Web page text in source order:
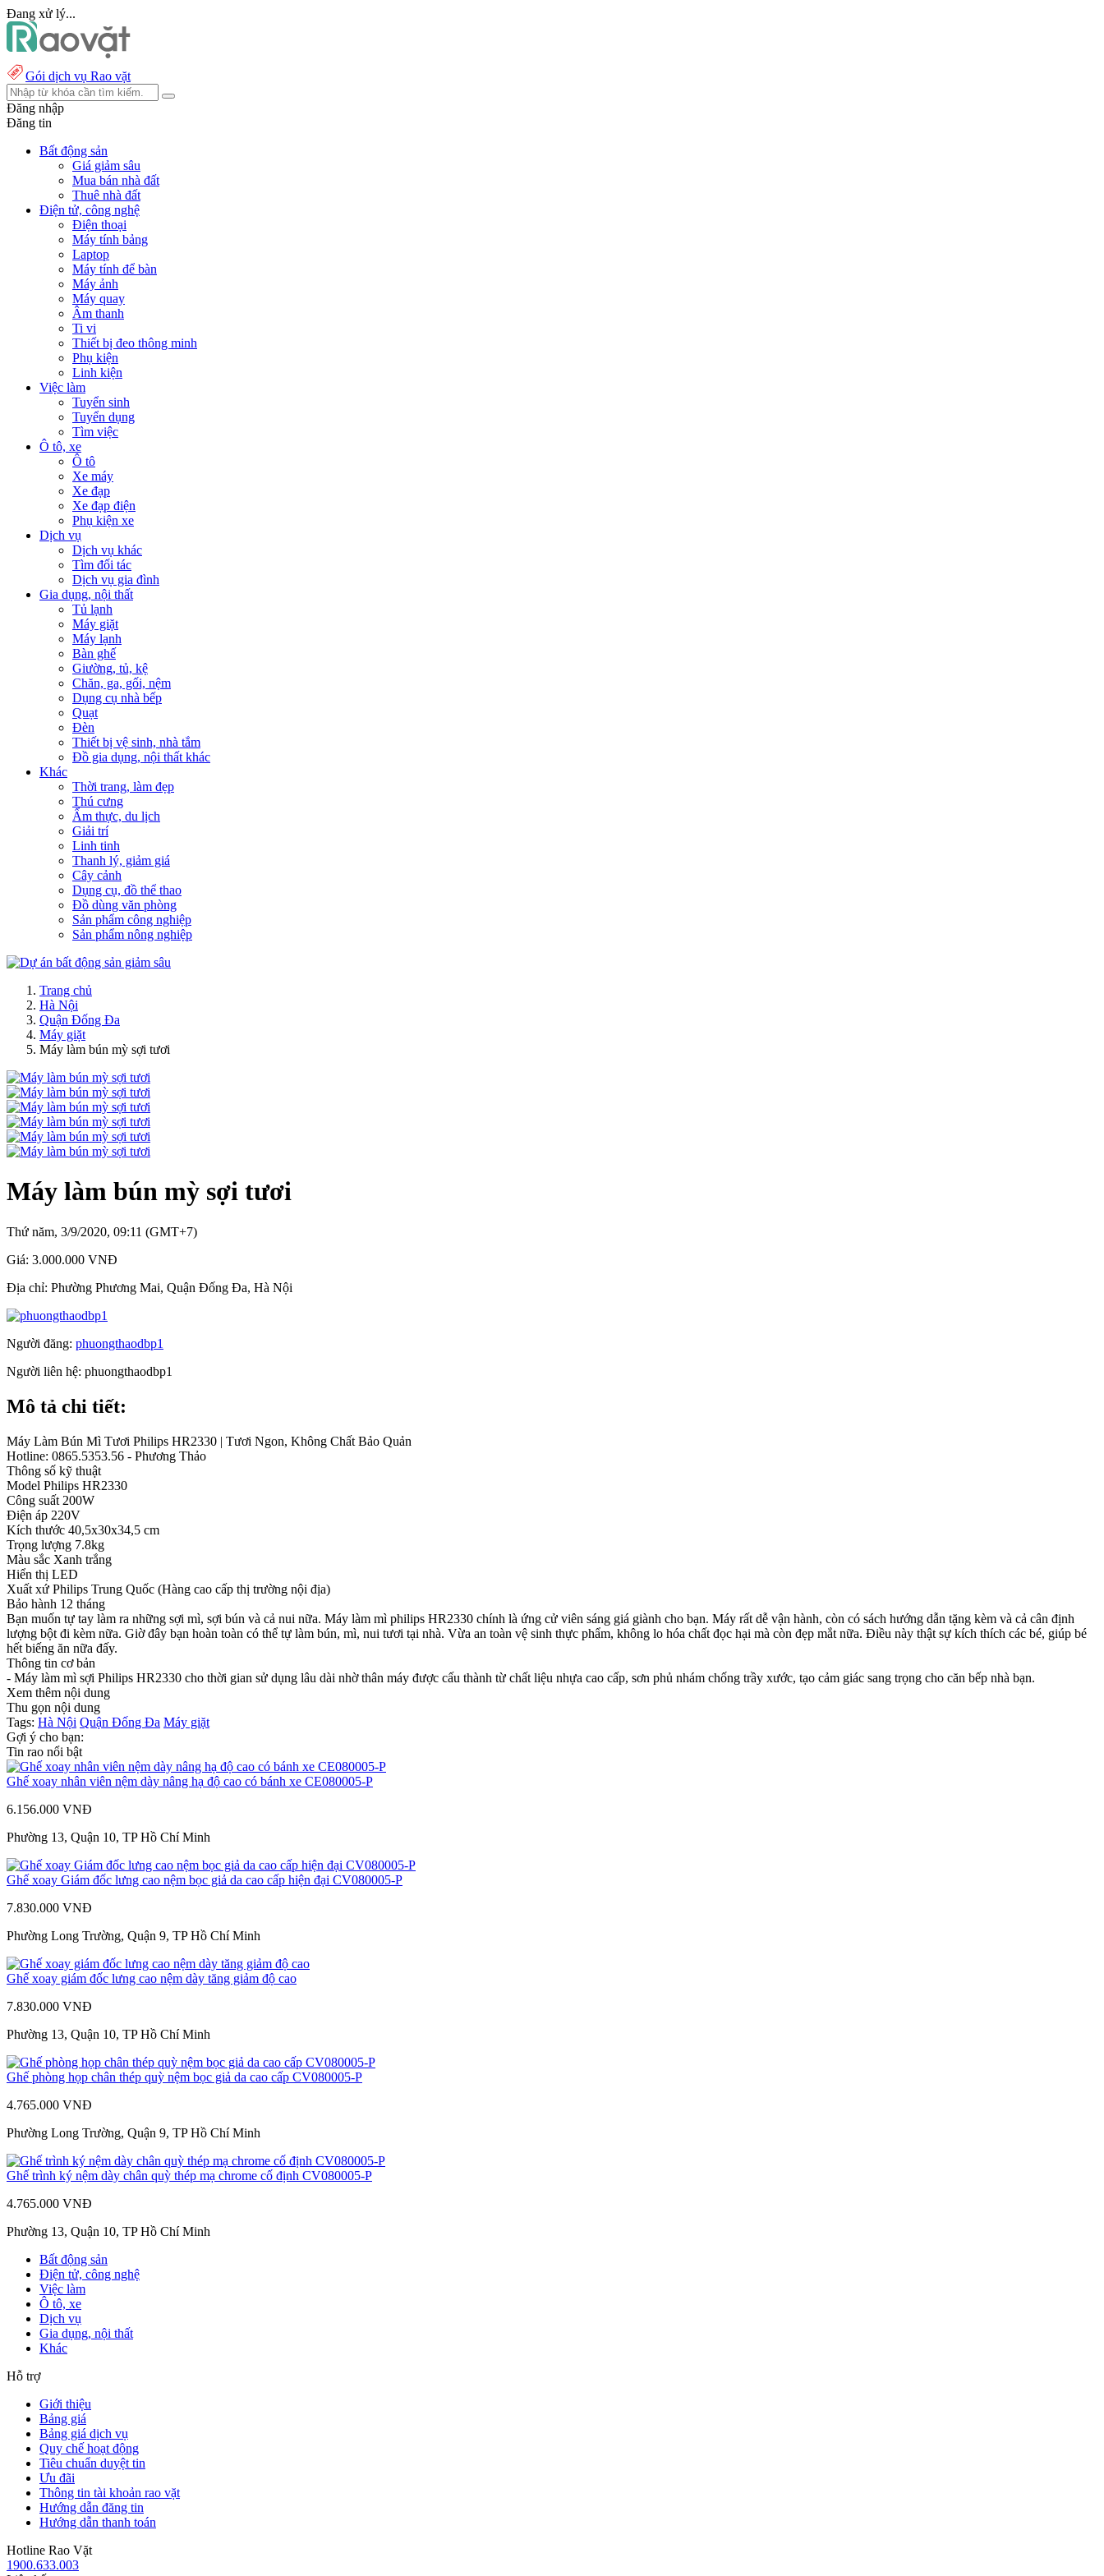
Đang xử lý...
Gói dịch vụ Rao vặt
Đăng nhập
Đăng tin
Bất động sản
Giá giảm sâu
Mua bán nhà đất
Thuê nhà đất
Điện tử, công nghệ
Điện thoại
Máy tính bảng
Laptop
Máy tính để bàn
Máy ảnh
Máy quay
Âm thanh
Ti vi
Thiết bị đeo thông minh
Phụ kiện
Linh kiện
Việc làm
Tuyển sinh
Tuyển dụng
Tìm việc
Ô tô, xe
Ô tô
Xe máy
Xe đạp
Xe đạp điện
Phụ kiện xe
Dịch vụ
Dịch vụ khác
Tìm đối tác
Dịch vụ gia đình
Gia dụng, nội thất
Tủ lạnh
Máy giặt
Máy lạnh
Bàn ghế
Giường, tủ, kệ
Chăn, ga, gối, nệm
Dụng cụ nhà bếp
Quạt
Đèn
Thiết bị vệ sinh, nhà tắm
Đồ gia dụng, nội thất khác
Khác
Thời trang, làm đẹp
Thú cưng
Ẩm thực, du lịch
Giải trí
Linh tinh
Thanh lý, giảm giá
Cây cảnh
Dụng cụ, đồ thể thao
Đồ dùng văn phòng
Sản phẩm công nghiệp
Sản phẩm nông nghiệp
Trang chủ
Hà Nội
Quận Đống Đa
Máy giặt
Máy làm bún mỳ sợi tươi
Máy làm bún mỳ sợi tươi
Thứ năm, 3/9/2020, 09:11 (GMT+7)
Giá: 3.000.000 VNĐ
Địa chỉ: Phường Phương Mai, Quận Đống Đa, Hà Nội
Người đăng: phuongthaodbp1
Người liên hệ: phuongthaodbp1
Mô tả chi tiết:
Máy Làm Bún Mì Tươi Philips HR2330 | Tươi Ngon, Không Chất Bảo Quản
Hotline: 0865.5353.56 - Phương Thảo
Thông số kỹ thuật
Model Philips HR2330
Công suất 200W
Điện áp 220V
Kích thước 40,5x30x34,5 cm
Trọng lượng 7.8kg
Màu sắc Xanh trắng
Hiển thị LED
Xuất xứ Philips Trung Quốc (Hàng cao cấp thị trường nội địa)
Bảo hành 12 tháng
Bạn muốn tự tay làm ra những sợi mì, sợi bún và cả nui nữa. Máy làm mì philips HR2330 chính là ứng cử viên sáng giá giành cho bạn. Máy rất dễ vận hành, còn có sách hướng dẫn tặng kèm và cả cân định
lượng bột đi kèm nữa. Giờ đây bạn hoàn toàn có thể tự làm bún, mì, nui tươi tại nhà. Vừa an toàn vệ sinh thực phẩm, không lo hóa chất đọc hại mà còn đẹp mắt nữa. Điều này thật sự kích thích các bé, giúp bé
hết biếng ăn nữa đấy.
Thông tin cơ bản
- Máy làm mì sợi Philips HR2330 cho thời gian sử dụng lâu dài nhờ thân máy được cấu thành từ chất liệu nhựa cao cấp, sơn phủ nhám chống trầy xước, tạo cảm giác sang trọng cho căn bếp nhà bạn.
Xem thêm nội dung
Thu gọn nội dung
Tags: Hà Nội Quận Đống Đa Máy giặt
Gợi ý cho bạn:
Tin rao nổi bật
Ghế xoay nhân viên nệm dày nâng hạ độ cao có bánh xe CE080005-P
6.156.000 VNĐ
Phường 13, Quận 10, TP Hồ Chí Minh
Ghế xoay Giám đốc lưng cao nệm bọc giả da cao cấp hiện đại CV080005-P
7.830.000 VNĐ
Phường Long Trường, Quận 9, TP Hồ Chí Minh
Ghế xoay giám đốc lưng cao nệm dày tăng giảm độ cao
7.830.000 VNĐ
Phường 13, Quận 10, TP Hồ Chí Minh
Ghế phòng họp chân thép quỳ nệm bọc giả da cao cấp CV080005-P
4.765.000 VNĐ
Phường Long Trường, Quận 9, TP Hồ Chí Minh
Ghế trình ký nệm dày chân quỳ thép mạ chrome cố định CV080005-P
4.765.000 VNĐ
Phường 13, Quận 10, TP Hồ Chí Minh
Bất động sản
Điện tử, công nghệ
Việc làm
Ô tô, xe
Dịch vụ
Gia dụng, nội thất
Khác
Hỗ trợ
Giới thiệu
Bảng giá
Bảng giá dịch vụ
Quy chế hoạt động
Tiêu chuẩn duyệt tin
Ưu đãi
Thông tin tài khoản rao vặt
Hướng dẫn đăng tin
Hướng dẫn thanh toán
Hotline Rao Vặt
1900.633.003